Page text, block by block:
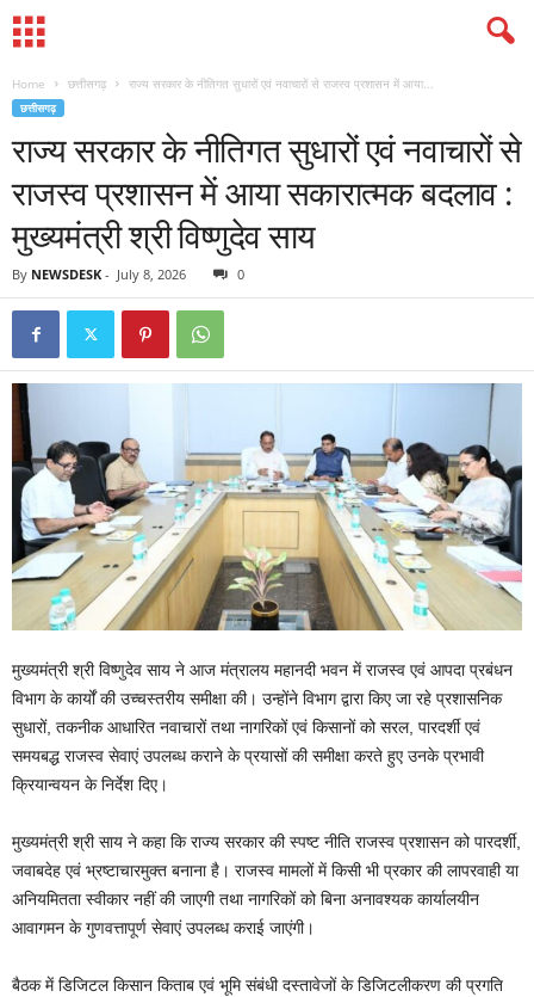
Home छत्तीसगढ़ राज्य सरकार के नीतिगत सुधारों एवं नवाचारों से राजस्व प्रशासन में आया...
छत्तीसगढ़
राज्य सरकार के नीतिगत सुधारों एवं नवाचारों से
राजस्व प्रशासन में आया सकारात्मक बदलाव :
मुख्यमंत्री श्री विष्णुदेव साय
By NEWSDESK - July 8, 2026 0
मुख्यमंत्री श्री विष्णुदेव साय ने आज मंत्रालय महानदी भवन में राजस्व एवं आपदा प्रबंधन
विभाग के कार्यों की उच्चस्तरीय समीक्षा की। उन्होंने विभाग द्वारा किए जा रहे प्रशासनिक
सुधारों, तकनीक आधारित नवाचारों तथा नागरिकों एवं किसानों को सरल, पारदर्शी एवं
समयबद्ध राजस्व सेवाएं उपलब्ध कराने के प्रयासों की समीक्षा करते हुए उनके प्रभावी
क्रियान्वयन के निर्देश दिए।
मुख्यमंत्री श्री साय ने कहा कि राज्य सरकार की स्पष्ट नीति राजस्व प्रशासन को पारदर्शी,
जवाबदेह एवं भ्रष्टाचारमुक्त बनाना है। राजस्व मामलों में किसी भी प्रकार की लापरवाही या
अनियमितता स्वीकार नहीं की जाएगी तथा नागरिकों को बिना अनावश्यक कार्यालयीन
आवागमन के गुणवत्तापूर्ण सेवाएं उपलब्ध कराई जाएंगी।
बैठक में डिजिटल किसान किताब एवं भूमि संबंधी दस्तावेजों के डिजिटलीकरण की प्रगति